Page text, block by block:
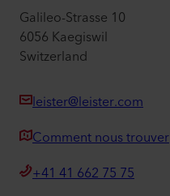
Galileo-Strasse 10
6056 Kaegiswil
Switzerland
leister@leister.com
Comment nous trouver
+41 41 662 75 75